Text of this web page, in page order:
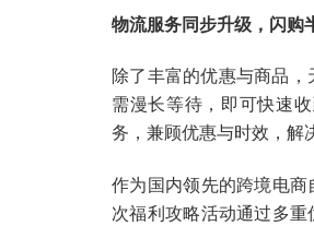
物流服务同步升级，闪购
除了丰富的优惠与商品，
需漫长等待，即可快速
务，兼顾优惠与时效，解
作为国内领先的跨境电
次福利攻略活动通过多